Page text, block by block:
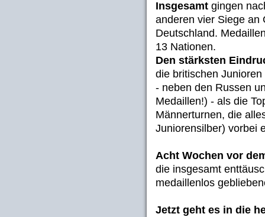
Insgesamt gingen
anderen vier Siege an
Deutschland.
13 Nationen.
Den stärksten
die britischen
- neben den Russen
Medaillen!) - als die
Männerturnen, die
Juniorensilber) vorbei
Acht Wochen vor
die insgesamt
medaillenlos
Jetzt geht es in die